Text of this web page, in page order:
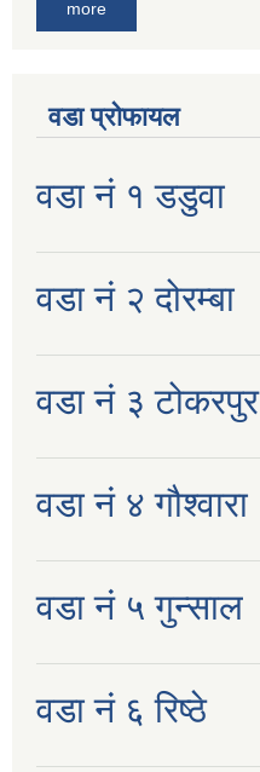
more
वडा प्रोफायल
वडा नं १ डडुवा
वडा नं २ दोरम्बा
वडा नं ३ टोकरपुर
वडा नं ४ गौश्वारा
वडा नं ५ गुन्साल
वडा नं ६ रिष्ठे